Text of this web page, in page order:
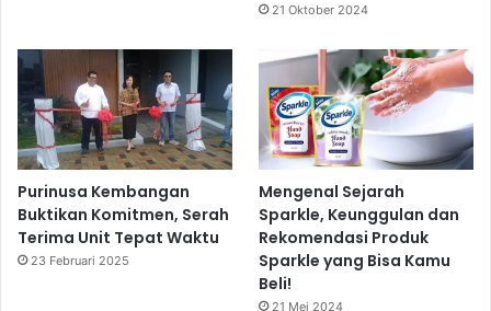
21 Oktober 2024
Purinusa Kembangan
Buktikan Komitmen, Serah
Terima Unit Tepat Waktu
23 Februari 2025
Mengenal Sejarah
Sparkle, Keunggulan dan
Rekomendasi Produk
Sparkle yang Bisa Kamu
Beli!
21 Mei 2024